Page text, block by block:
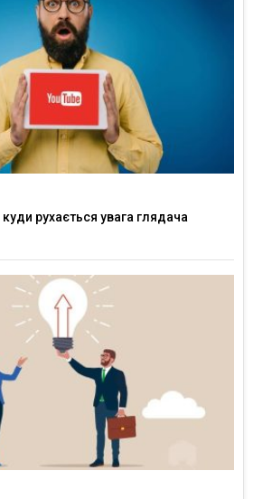
рухається увага глядача